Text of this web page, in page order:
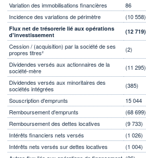
Variation des immobilisations financières
86
Incidence des variations de périmètre
(10 558)
Flux net de trésorerie lié aux opérations
d'investissement
(12 719)
Cession / (acquisition) par la société de ses
propres titres²
(2)
Dividendes versés aux actionnaires de la
société-mère
(11 295)
Dividendes versés aux minoritaires des
sociétés intégrées
(385)
Souscription d'emprunts
15 044
Remboursement d'emprunts
(68 699)
Remboursement des dettes locatives
(9 733)
Intérêts financiers nets versés
(1 026)
Intérêts nets versés sur dettes locatives
(1 004)